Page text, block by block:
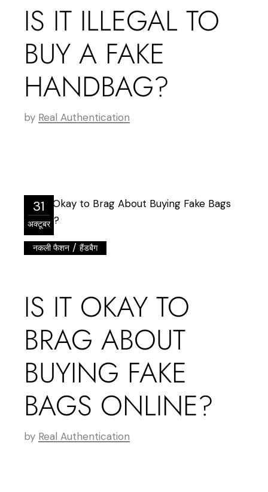
IS IT ILLEGAL TO
BUY A FAKE
HANDBAG?
by Real Authentication
31
अक्टूबर
नकली फैशन /हैंडबैग
IS IT OKAY TO
BRAG ABOUT
BUYING FAKE
BAGS ONLINE?
by Real Authentication